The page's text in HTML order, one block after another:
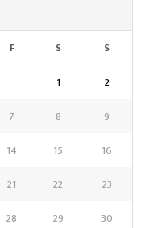
F S S
1
2
7 8
9
14 15
16
21 22
23
28 29 30